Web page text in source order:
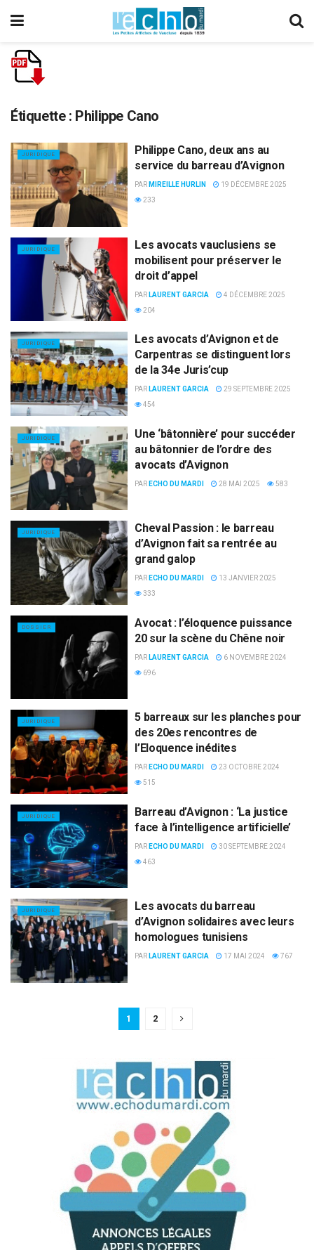
Étiquette : Philippe Cano
JURIDIQUE
Philippe Cano, deux ans au
service du barreau d’Avignon
PAR MIREILLE HURLIN
19 DÉCEMBRE 2025
233
JURIDIQUE
Les avocats vauclusiens se
mobilisent pour préserver le
droit d’appel
PAR LAURENT GARCIA
4 DÉCEMBRE 2025
204
JURIDIQUE
Les avocats d’Avignon et de
Carpentras se distinguent lors
de la 34e Juris’cup
PAR LAURENT GARCIA
29 SEPTEMBRE 2025
454
JURIDIQUE
Une ‘bâtonnière’ pour succéder
au bâtonnier de l’ordre des
avocats d’Avignon
PAR ECHO DU MARDI 28 MAI 2025 583
JURIDIQUE
Cheval Passion : le barreau
d’Avignon fait sa rentrée au
grand galop
PAR ECHO DU MARDI
13 JANVIER 2025
333
DOSSIER
Avocat : l’éloquence puissance
20 sur la scène du Chêne noir
PAR LAURENT GARCIA
6 NOVEMBRE 2024
696
JURIDIQUE
5 barreaux sur les planches pour
des 20es rencontres de
l’Eloquence inédites
PAR ECHO DU MARDI
23 OCTOBRE 2024
515
JURIDIQUE
Barreau d’Avignon : ‘La justice
face à l’intelligence artificielle’
PAR ECHO DU MARDI
30 SEPTEMBRE 2024
463
JURIDIQUE
Les avocats du barreau
d’Avignon solidaires avec leurs
homologues tunisiens
PAR LAURENT GARCIA 17 MAI 2024 767
1 2